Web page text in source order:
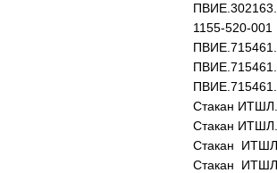
1155-520-001
Стакан
Стакан
Стакан
Стакан